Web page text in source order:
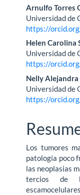
del
artículo
Arnulfo Torres
Universidad de
https://
Helen Carolina
Universidad de
https://
Nelly
Universidad de
https://
Los tumores
patología poco
las neoplasias
tercios de